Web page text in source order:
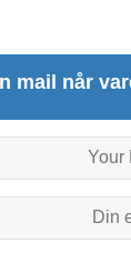
mail når